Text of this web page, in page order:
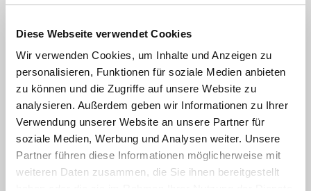
Diese Webseite verwendet Cookies
Wir verwenden Cookies, um Inhalte und Anzeigen zu
personalisieren, Funktionen für soziale Medien anbieten
zu können und die Zugriffe auf unsere Website zu
analysieren. Außerdem geben wir Informationen zu Ihrer
Verwendung unserer Website an unsere Partner für
soziale Medien, Werbung und Analysen weiter. Unsere
Partner führen diese Informationen möglicherweise mit
weiteren Daten zusammen, die Sie ihnen bereitgestellt
Angiologie
Klinik für Kinder-Onkologie, -Hämatologie und
Klinische Immunologie
Klinik für Mund-, Kiefer- und Plastische
Gesichtschirurgie
Klinik für Nephrologie